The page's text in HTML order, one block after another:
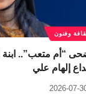
وفنون
“أم متعب”.. ابنة
إلهام علي
2026-07-